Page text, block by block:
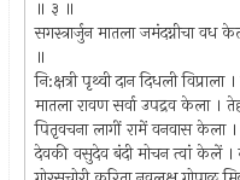
॥ ३ ॥
सगस्त्रार्जुन मातला जमंदग्नीचा वध
॥
नि:क्षत्री पृथ्वी दान दिधली
मातला रावण सर्वा उपद्रव केला ।
पितृवचना लागीं रामें वनवास केला ।
देवकी वसुदेव बंदी मोचन त्वां केलें